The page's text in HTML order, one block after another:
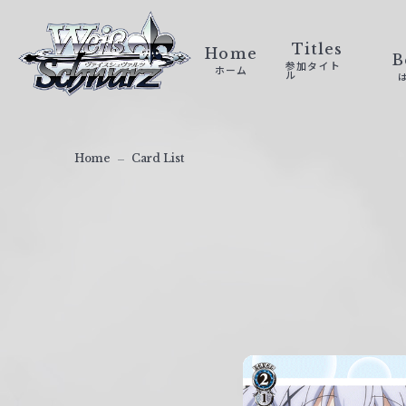
ァ
Home
ホーム
Titles
参加タイト
ル
Home Card List